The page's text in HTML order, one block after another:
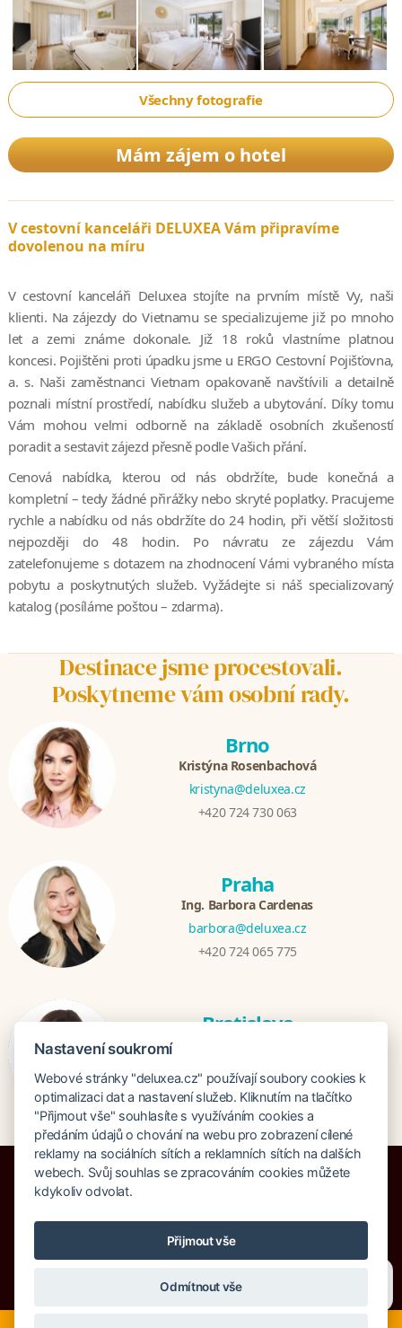
Všechny fotografie
Mám zájem o hotel
V cestovní kanceláři DELUXEA Vám připravíme
dovolenou na míru
V cestovní kanceláři Deluxea stojíte na prvním místě Vy, naši
klienti. Na zájezdy do Vietnamu se specializujeme již po mnoho
let a zemi známe dokonale. Již 18 roků vlastníme platnou
koncesi. Pojištěni proti úpadku jsme u ERGO Cestovní Pojišťovna,
a. s. Naši zaměstnanci Vietnam opakovaně navštívili a detailně
poznali místní prostředí, nabídku služeb a ubytování. Díky tomu
Vám mohou velmi odborně na základě osobních zkušeností
poradit a sestavit zájezd přesně podle Vašich přání.
Cenová nabídka, kterou od nás obdržíte, bude konečná a
kompletní – tedy žádné přirážky nebo skryté poplatky. Pracujeme
rychle a nabídku od nás obdržíte do 24 hodin, při větší složitosti
nejpozději do 48 hodin. Po návratu ze zájezdu Vám
zatelefonujeme s dotazem na zhodnocení Vámi vybraného místa
pobytu a poskytnutých služeb. Vyžádejte si náš specializovaný
katalog (posíláme poštou – zdarma).
Destinace jsme procestovali.
Poskytneme vám osobní rady.
Brno
Kristýna Rosenbachová
kristyna@deluxea.cz
+420 724 730 063
Praha
Ing. Barbora Cardenas
barbora@deluxea.cz
+420 724 065 775
Bratislava
+421 948 548 908
Pojištění proti úpadku 125 000 000 Kč
Nastavení soukromí
Webové stránky "deluxea.cz" používají soubory cookies k
optimalizaci dat a nastavení služeb. Kliknutím na tlačítko
"Přijmout vše" souhlasíte s využíváním cookies a
předáním údajů o chování na webu pro zobrazení cílené
reklamy na sociálních sítích a reklamních sítích na dalších
webech. Svůj souhlas se zpracováním cookies můžete
kdykoliv odvolat.
Přijmout vše
Odmítnout vše
Chettyho.